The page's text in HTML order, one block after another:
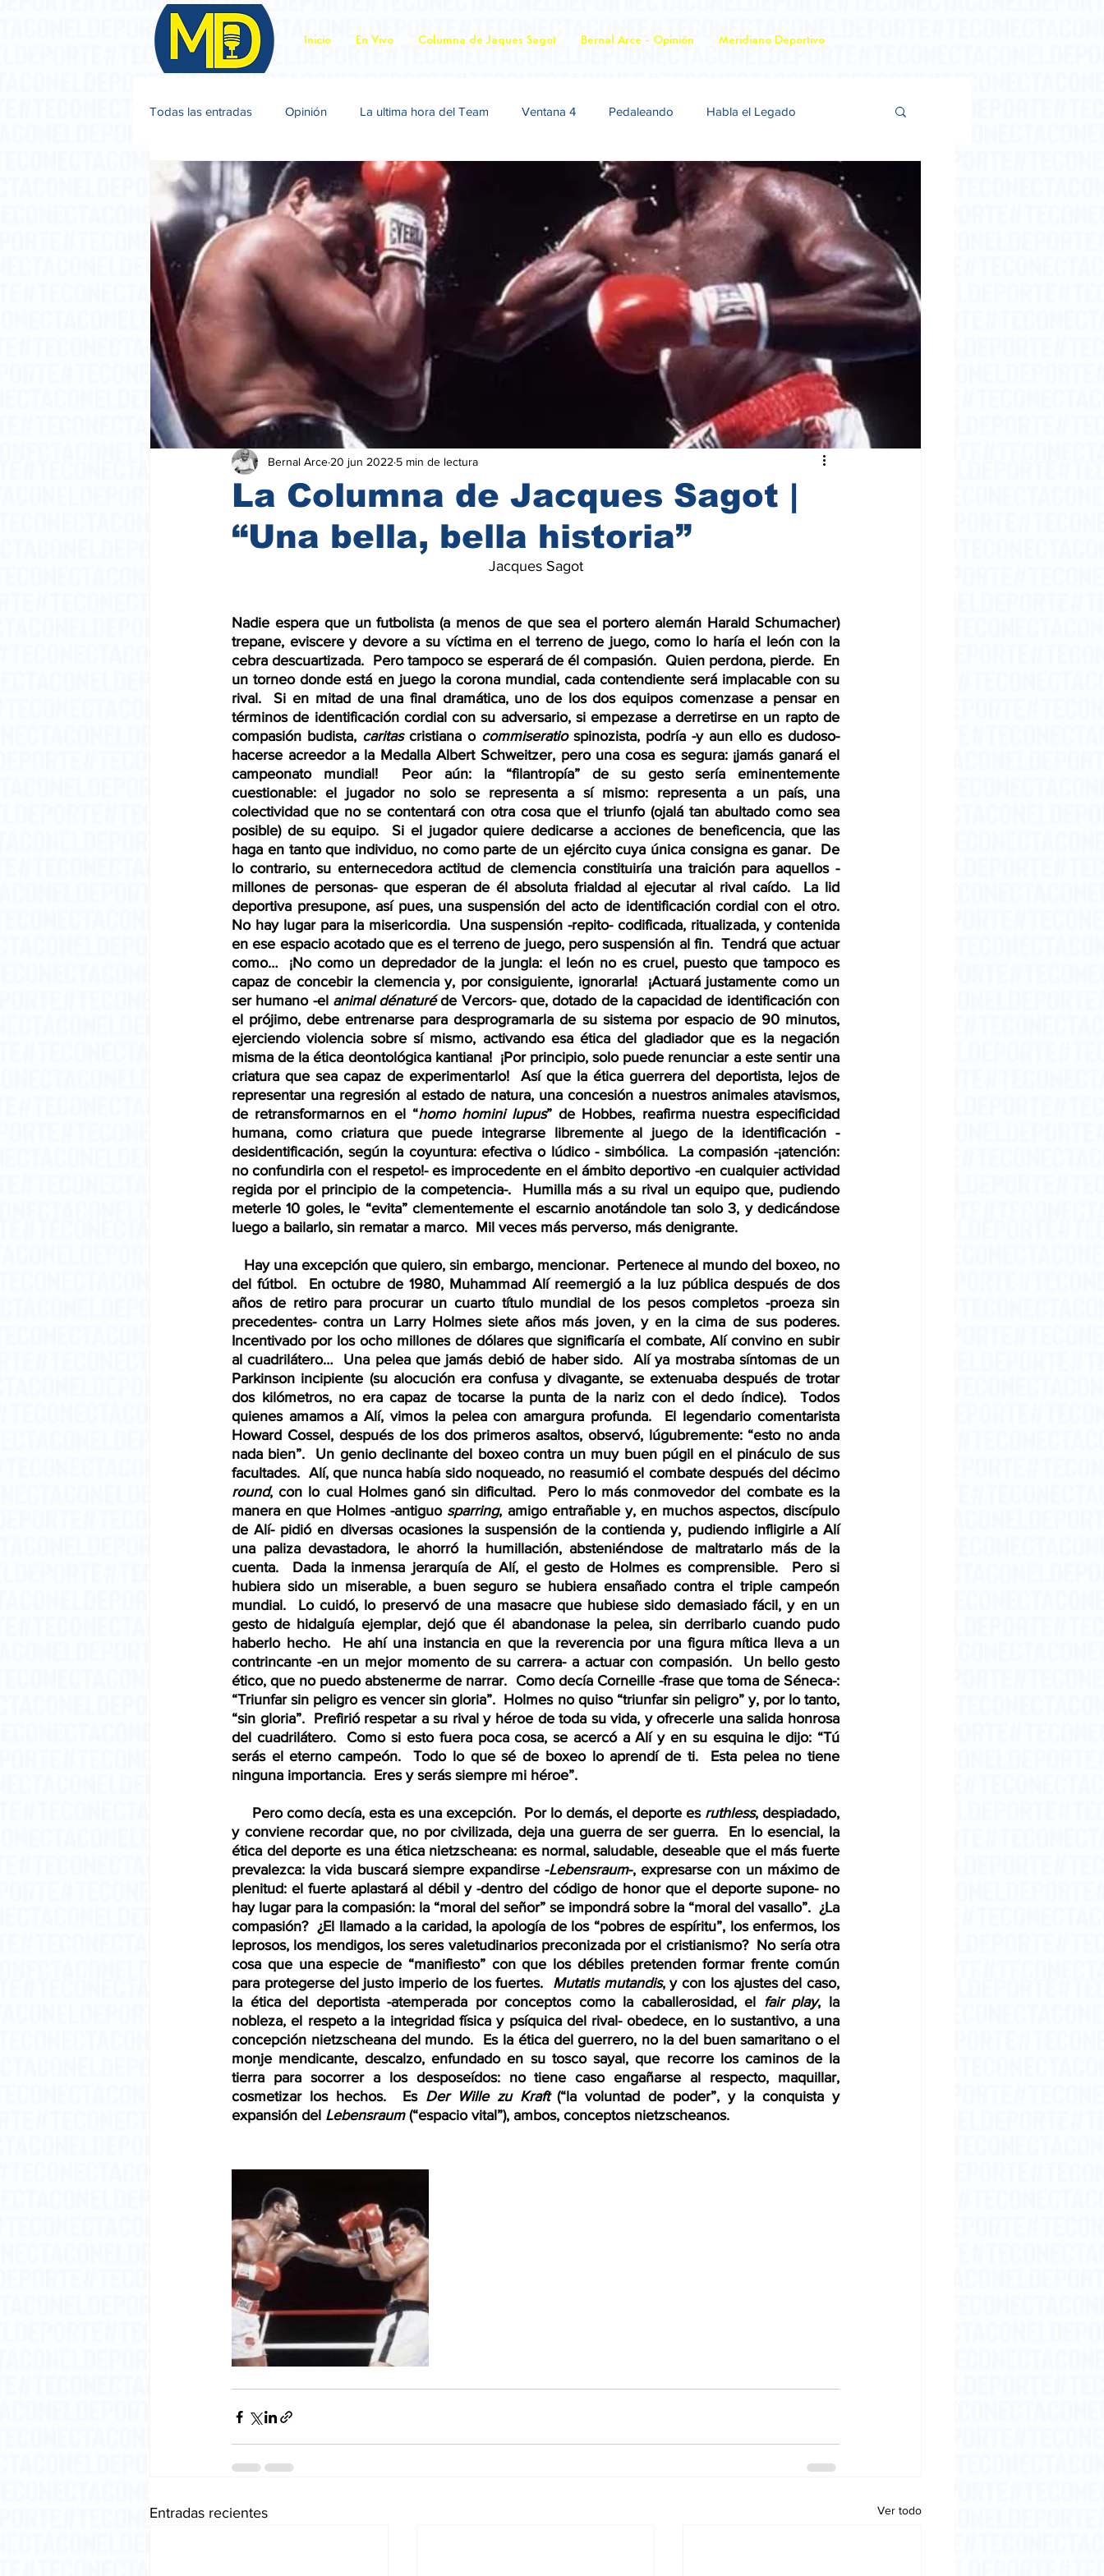
Inicio En Vivo Columna de Jaques Sagot Bernal Arce - Opinión Meridiano Deportivo
Todas las entradas Opinión La ultima hora del Team Ventana 4 Pedaleando Habla el Legado
Jacques Sagot
La Columna de Jacques Sagot |
“Una bella, bella historia”
Bernal Arce 20 jun 2022 5 min de lectura
Jacques Sagot
Nadie espera que un futbolista (a menos de que sea el portero alemán Harald Schumacher)
trepane, eviscere y devore a su víctima en el terreno de juego, como lo haría el león con la
cebra descuartizada.  Pero tampoco se esperará de él compasión.  Quien perdona, pierde.  En
un torneo donde está en juego la corona mundial, cada contendiente será implacable con su
rival.  Si en mitad de una final dramática, uno de los dos equipos comenzase a pensar en
términos de identificación cordial con su adversario, si empezase a derretirse en un rapto de
compasión budista, caritas cristiana o commiseratio spinozista, podría -y aun ello es dudoso-
hacerse acreedor a la Medalla Albert Schweitzer, pero una cosa es segura: ¡jamás ganará el
campeonato mundial!  Peor aún: la “filantropía” de su gesto sería eminentemente
cuestionable: el jugador no solo se representa a sí mismo: representa a un país, una
colectividad que no se contentará con otra cosa que el triunfo (ojalá tan abultado como sea
posible) de su equipo.  Si el jugador quiere dedicarse a acciones de beneficencia, que las
haga en tanto que individuo, no como parte de un ejército cuya única consigna es ganar.  De
lo contrario, su enternecedora actitud de clemencia constituiría una traición para aquellos -
millones de personas- que esperan de él absoluta frialdad al ejecutar al rival caído.  La lid
deportiva presupone, así pues, una suspensión del acto de identificación cordial con el otro.
No hay lugar para la misericordia.  Una suspensión -repito- codificada, ritualizada, y contenida
en ese espacio acotado que es el terreno de juego, pero suspensión al fin.  Tendrá que actuar
como…  ¡No como un depredador de la jungla: el león no es cruel, puesto que tampoco es
capaz de concebir la clemencia y, por consiguiente, ignorarla!  ¡Actuará justamente como un
ser humano -el animal dénaturé de Vercors- que, dotado de la capacidad de identificación con
el prójimo, debe entrenarse para desprogramarla de su sistema por espacio de 90 minutos,
ejerciendo violencia sobre sí mismo, activando esa ética del gladiador que es la negación
misma de la ética deontológica kantiana!  ¡Por principio, solo puede renunciar a este sentir una
criatura que sea capaz de experimentarlo!  Así que la ética guerrera del deportista, lejos de
representar una regresión al estado de natura, una concesión a nuestros animales atavismos,
de retransformarnos en el “homo homini lupus” de Hobbes, reafirma nuestra especificidad
humana, como criatura que puede integrarse libremente al juego de la identificación -
desidentificación, según la coyuntura: efectiva o lúdico - simbólica.  La compasión -¡atención:
no confundirla con el respeto!- es improcedente en el ámbito deportivo -en cualquier actividad
regida por el principio de la competencia-.  Humilla más a su rival un equipo que, pudiendo
meterle 10 goles, le “evita” clementemente el escarnio anotándole tan solo 3, y dedicándose
luego a bailarlo, sin rematar a marco.  Mil veces más perverso, más denigrante.
del fútbol.  En octubre de 1980, Muhammad Alí reemergió a la luz pública después de dos
años de retiro para procurar un cuarto título mundial de los pesos completos -proeza sin
precedentes- contra un Larry Holmes siete años más joven, y en la cima de sus poderes.
Incentivado por los ocho millones de dólares que significaría el combate, Alí convino en subir
al cuadrilátero…  Una pelea que jamás debió de haber sido.  Alí ya mostraba síntomas de un
Parkinson incipiente (su alocución era confusa y divagante, se extenuaba después de trotar
dos kilómetros, no era capaz de tocarse la punta de la nariz con el dedo índice).  Todos
quienes amamos a Alí, vimos la pelea con amargura profunda.  El legendario comentarista
Howard Cossel, después de los dos primeros asaltos, observó, lúgubremente: “esto no anda
nada bien”.  Un genio declinante del boxeo contra un muy buen púgil en el pináculo de sus
facultades.  Alí, que nunca había sido noqueado, no reasumió el combate después del décimo
round, con lo cual Holmes ganó sin dificultad.  Pero lo más conmovedor del combate es la
manera en que Holmes -antiguo sparring, amigo entrañable y, en muchos aspectos, discípulo
de Alí- pidió en diversas ocasiones la suspensión de la contienda y, pudiendo infligirle a Alí
una paliza devastadora, le ahorró la humillación, absteniéndose de maltratarlo más de la
cuenta.  Dada la inmensa jerarquía de Alí, el gesto de Holmes es comprensible.  Pero si
hubiera sido un miserable, a buen seguro se hubiera ensañado contra el triple campeón
mundial.  Lo cuidó, lo preservó de una masacre que hubiese sido demasiado fácil, y en un
gesto de hidalguía ejemplar, dejó que él abandonase la pelea, sin derribarlo cuando pudo
haberlo hecho.  He ahí una instancia en que la reverencia por una figura mítica lleva a un
contrincante -en un mejor momento de su carrera- a actuar con compasión.  Un bello gesto
ético, que no puedo abstenerme de narrar.  Como decía Corneille -frase que toma de Séneca-:
“Triunfar sin peligro es vencer sin gloria”.  Holmes no quiso “triunfar sin peligro” y, por lo tanto,
“sin gloria”.  Prefirió respetar a su rival y héroe de toda su vida, y ofrecerle una salida honrosa
del cuadrilátero.  Como si esto fuera poca cosa, se acercó a Alí y en su esquina le dijo: “Tú
serás el eterno campeón.  Todo lo que sé de boxeo lo aprendí de ti.  Esta pelea no tiene
ninguna importancia.  Eres y serás siempre mi héroe”.
     Pero como decía, esta es una excepción.  Por lo demás, el deporte es
ruthless, despiadado,
y conviene recordar que, no por civilizada, deja una guerra de ser guerra.  En lo esencial, la
ética del deporte es una ética nietzscheana: es normal, saludable, deseable que el más fuerte
prevalezca: la vida buscará siempre expandirse -Lebensraum-, expresarse con un máximo de
plenitud: el fuerte aplastará al débil y -dentro del código de honor que el deporte supone- no
hay lugar para la compasión: la “moral del señor” se impondrá sobre la “moral del vasallo”.  ¿La
compasión?  ¿El llamado a la caridad, la apología de los “pobres de espíritu”, los enfermos, los
leprosos, los mendigos, los seres valetudinarios preconizada por el cristianismo?  No sería otra
cosa que una especie de “manifiesto” con que los débiles pretenden formar frente común
para protegerse del justo imperio de los fuertes. Mutatis mutandis, y con los ajustes del caso,
la ética del deportista -atemperada por conceptos como la caballerosidad, el fair play, la
nobleza, el respeto a la integridad física y psíquica del rival- obedece, en lo sustantivo, a una
concepción nietzscheana del mundo.  Es la ética del guerrero, no la del buen samaritano o el
monje mendicante, descalzo, enfundado en su tosco sayal, que recorre los caminos de la
tierra para socorrer a los desposeídos: no tiene caso engañarse al respecto, maquillar,
cosmetizar los hechos.  Es Der Wille zu Kraft (“la voluntad de poder”, y la conquista y
expansión del Lebensraum (“espacio vital”), ambos, conceptos nietzscheanos.
Entradas recientes Ver todo